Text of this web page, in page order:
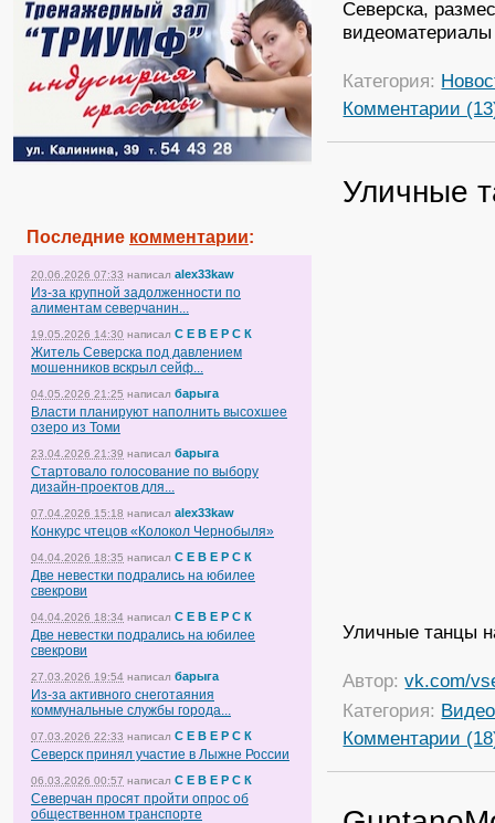
Последние комментарии:
20.06.2026 07:33 написал alex33kaw
Из-за крупной задолженности по
алиментам северчанин...
19.05.2026 14:30 написал С Е В Е Р С К
Житель Северска под давлением
мошенников вскрыл сейф...
04.05.2026 21:25 написал барыга
Власти планируют наполнить высохшее
озеро из Томи
23.04.2026 21:39 написал барыга
Стартовало голосование по выбору
дизайн-проектов для...
07.04.2026 15:18 написал alex33kaw
Конкурс чтецов «Колокол Чернобыля»
04.04.2026 18:35 написал С Е В Е Р С К
Две невестки подрались на юбилее
свекрови
04.04.2026 18:34 написал С Е В Е Р С К
Две невестки подрались на юбилее
свекрови
27.03.2026 19:54 написал барыга
Из-за активного снеготаяния
коммунальные службы города...
07.03.2026 22:33 написал С Е В Е Р С К
Северск принял участие в Лыжне России
06.03.2026 00:57 написал С Е В Е Р С К
Северчан просят пройти опрос об
общественном транспорте
Северска,
видеоматериалы
Категория:
Комментарии
Уличные
Уличные танцы
Автор:vk.com/
Категория: Видео
Комментарии